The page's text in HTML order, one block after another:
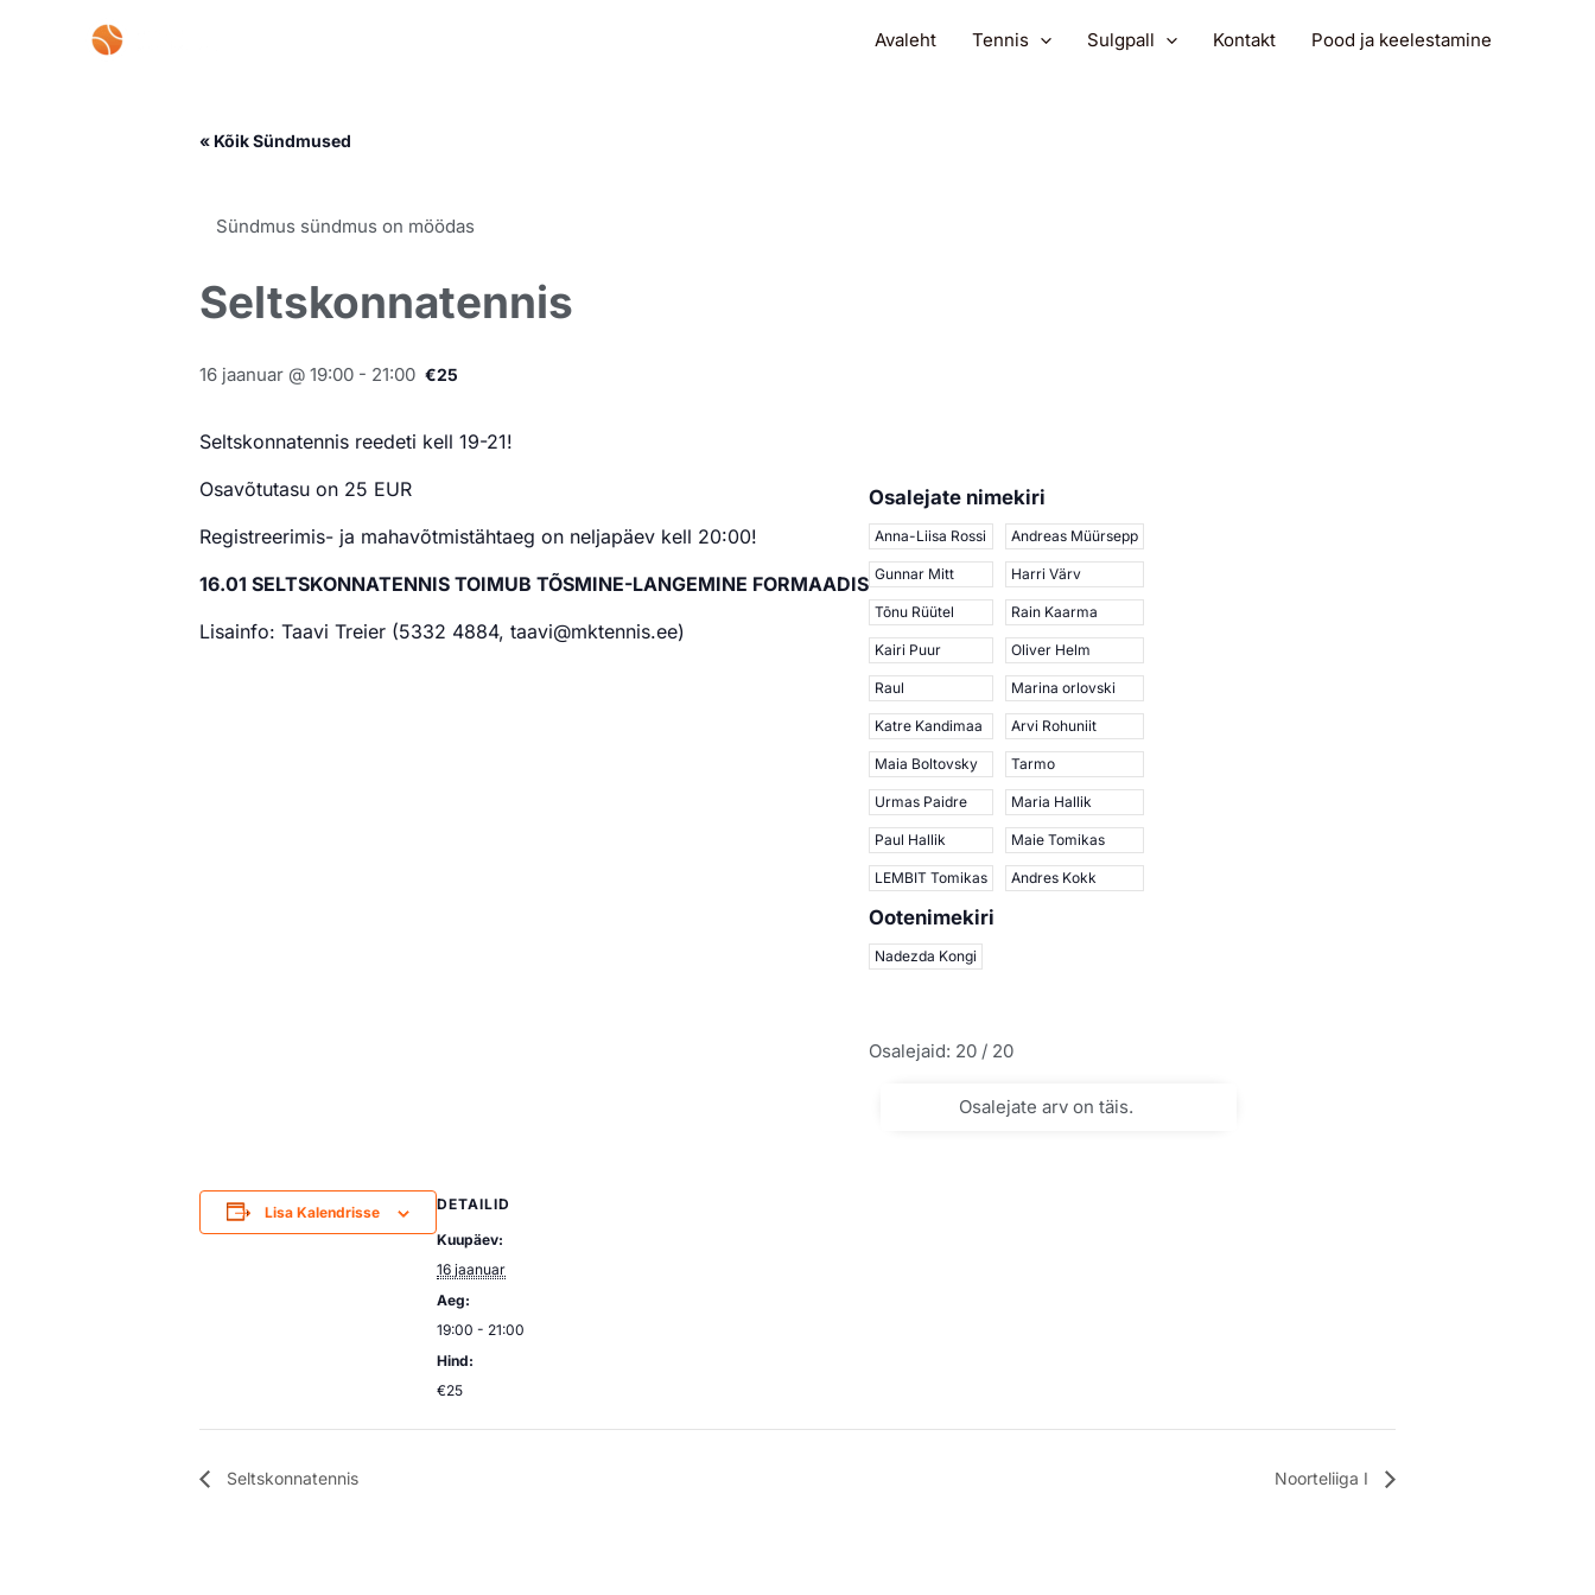
Avaleht Tennis Sulgpall Kontakt Pood ja keelestamine
« Kõik Sündmused
Sündmus sündmus on möödas
Seltskonnatennis
16 jaanuar @ 19:00 - 21:00 €25
Seltskonnatennis reedeti kell 19-21!
Osavõtutasu on 25 EUR
Registreerimis- ja mahavõtmistähtaeg on neljapäev kell 20:00!
16.01 SELTSKONNATENNIS TOIMUB TÕSMINE-LANGEMINE FORMAADIS
Lisainfo: Taavi Treier (5332 4884, taavi@mktennis.ee)
Osalejate nimekiri
Anna-Liisa Rossi
Gunnar Mitt
Tõnu Rüütel
Kairi Puur
Raul
Katre Kandimaa
Maia Boltovsky
Urmas Paidre
Paul Hallik
LEMBIT Tomikas
Andreas Müürsepp
Harri Värv
Rain Kaarma
Oliver Helm
Marina orlovski
Arvi Rohuniit
Tarmo
Maria Hallik
Maie Tomikas
Andres Kokk
Ootenimekiri
Nadezda Kongi
Osalejaid: 20 / 20
Osalejate arv on täis.
Lisa Kalendrisse
DETAILID
Kuupäev:
16 jaanuar
Aeg:
19:00 - 21:00
Hind:
€25
Seltskonnatennis Noorteliiga I